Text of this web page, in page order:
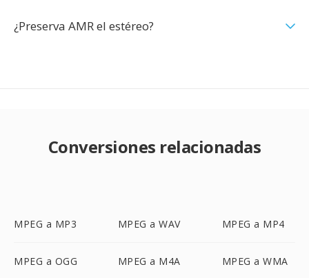
¿Preserva AMR el estéreo?
Conversiones relacionadas
MPEG a MP3 MPEG a WAV MPEG a MP4
MPEG a OGG MPEG a M4A MPEG a WMA